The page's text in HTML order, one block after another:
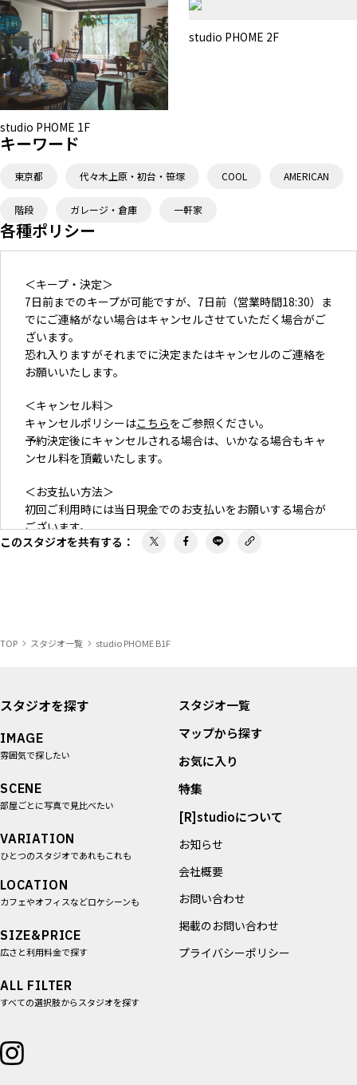
studio PHOME 1F
studio PHOME 2F
キーワード
東京都 代々木上原・初台・笹塚 COOL AMERICAN
階段 ガレージ・倉庫 一軒家
各種ポリシー
＜キープ・決定＞
7日前までのキープが可能ですが、7日前（営業時間18:30）ま
でにご連絡がない場合はキャンセルさせていただく場合がご
ざいます。
恐れ入りますがそれまでに決定またはキャンセルのご連絡を
お願いいたします。
＜キャンセル料＞
キャンセルポリシーはこちらをご参照ください。
予約決定後にキャンセルされる場合は、いかなる場合もキャ
ンセル料を頂戴いたします。
＜お支払い方法＞
初回ご利用時には当日現金でのお支払いをお願いする場合が
ございます。
このスタジオを共有する ：
TOP スタジオ一覧 studio PHOME B1F
スタジオを探す
IMAGE
雰囲気で探したい
SCENE
部屋ごとに写真で見比べたい
VARIATION
ひとつのスタジオであれもこれも
LOCATION
カフェやオフィスなどロケシーンも
SIZE&PRICE
広さと利用料金で探す
ALL FILTER
すべての選択肢からスタジオを探す
スタジオ一覧
マップから探す
お気に入り
特集
[R]studioについて
お知らせ
会社概要
お問い合わせ
掲載のお問い合わせ
プライバシーポリシー